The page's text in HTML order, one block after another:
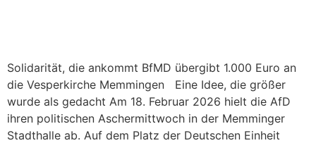
Solidarität, die ankommt BfMD übergibt 1.000 Euro an
die Vesperkirche Memmingen Eine Idee, die größer
wurde als gedacht Am 18. Februar 2026 hielt die AfD
ihren politischen Aschermittwoch in der Memminger
Stadthalle ab. Auf dem Platz der Deutschen Einheit